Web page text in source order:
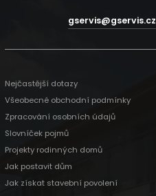
gservis@gservis.cz
Nejčastější dotazy
Všeobecné obchodní podmínky
Zpracování osobních údajů
Slovníček pojmů
Projekty rodinných domů
Jak postavit dům
Jak získat stavební povolení